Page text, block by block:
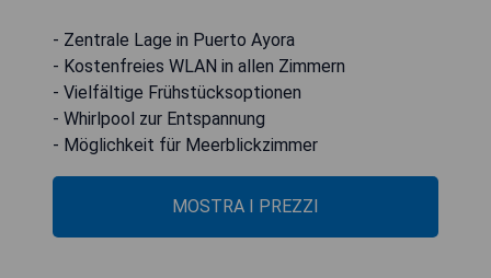
- Zentrale Lage in Puerto Ayora
- Kostenfreies WLAN in allen Zimmern
- Vielfältige Frühstücksoptionen
- Whirlpool zur Entspannung
- Möglichkeit für Meerblickzimmer
MOSTRA I PREZZI